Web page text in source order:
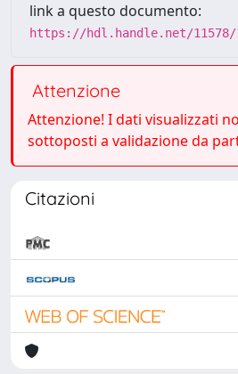
link a questo documento:
https://hdl.handle.net/11578/
Attenzione
Attenzione! I dati visualizzati
sottoposti a validazione da
Citazioni